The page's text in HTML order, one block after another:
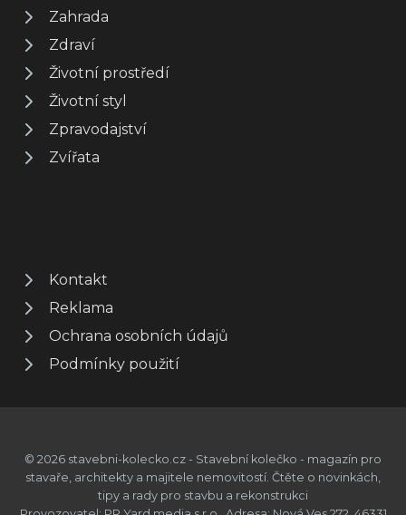
Zahrada
Zdraví
Životní prostředí
Životní styl
Zpravodajství
Zvířata
Kontakt
Reklama
Ochrana osobních údajů
Podmínky použití
© 2026 stavebni-kolecko.cz - Stavební kolečko - magazín pro
stavaře, architekty a majitele nemovitostí. Čtěte o novinkách,
tipy a rady pro stavbu a rekonstrukci